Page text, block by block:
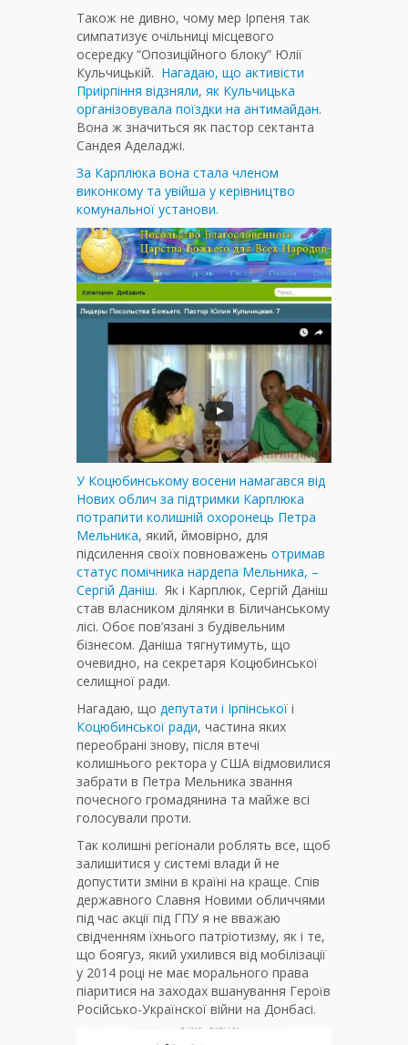
Також не дивно, чому мер Ірпеня так
симпатизує очільниці місцевого
осередку “Опозиційного блоку” Юлії
Кульчицькій. Нагадаю, що активісти
Приірпіння відзняли, як Кульчицька
організовувала поїздки на антимайдан.
Вона ж значиться як пастор сектанта
Сандея Аделаджі.
За Карплюка вона стала членом
виконкому та увійша у керівництво
комунальної установи.
У Коцюбинському восени намагався від
Нових облич за підтримки Карплюка
потрапити колишній охоронець Петра
Мельника, який, ймовірно, для
підсилення своїх повноважень отримав
статус помічника нардепа Мельника, –
Сергій Даніш. Як і Карплюк, Сергій Даніш
став власником ділянки в Біличанському
лісі. Обоє пов’язані з будівельним
бізнесом. Даніша тягнутимуть, що
очевидно, на секретаря Коцюбинської
селищної ради.
Нагадаю, що депутати і Ірпінської і
Коцюбинської ради, частина яких
переобрані знову, після втечі
колишнього ректора у США відмовилися
забрати в Петра Мельника звання
почесного громадянина та майже всі
голосували проти.
Так колишні регіонали роблять все, щоб
залишитися у системі влади й не
допустити зміни в країні на краще. Спів
державного Славня Новими обличчями
під час акції під ГПУ я не вважаю
свідченням їхнього патріотизму, як і те,
що боягуз, який ухилився від мобілізації
у 2014 році не має морального права
піаритися на заходах вшанування Героїв
Російсько-Українскої війни на Донбасі.